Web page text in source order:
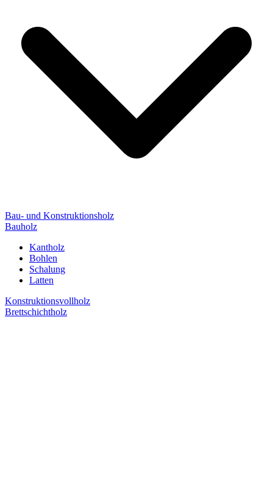
Bau- und Konstruktionsholz
Bauholz
Kantholz
Bohlen
Schalung
Latten
Konstruktionsvollholz
Brettschichtholz